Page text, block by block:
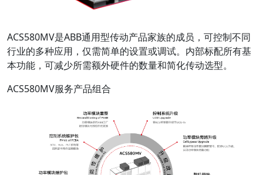
ACS580MV是ABB通用型传动产品家族的成员，可控制不同
行业的多种应用，仅需简单的设置或调试。内部标配所有基
本功能，可减少所需额外硬件的数量和简化传动选型。
ACS580MV服务产品组合